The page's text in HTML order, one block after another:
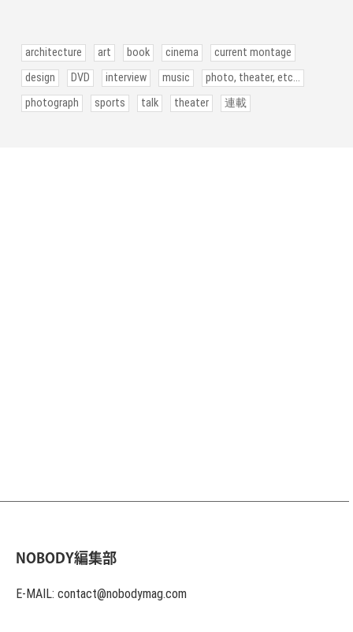
architecture art book cinema
current montage
design
DVD interview music
photo, theater, etc...
photograph
sports talk theater 連載
NOBODY編集部
E-MAIL: contact@nobodymag.com